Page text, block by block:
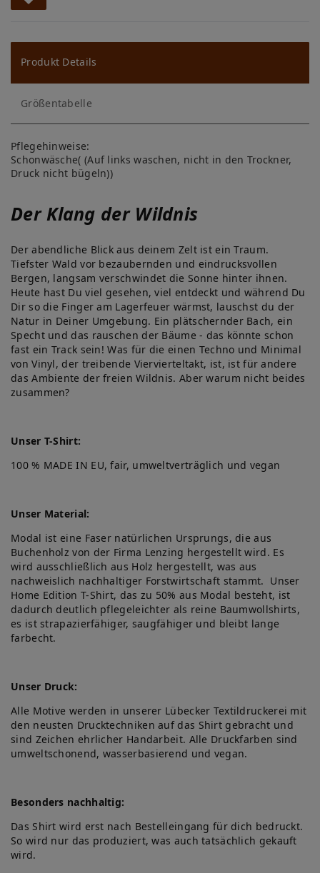
W
u
ns
ch
lis
te
Produkt Details
Größentabelle
Pflegehinweise:
Schonwäsche( (Auf links waschen, nicht in den Trockner,
Druck nicht bügeln))
Der Klang der Wildnis
Der abendliche Blick aus deinem Zelt ist ein Traum.
Tiefster Wald vor bezaubernden und eindrucksvollen
Bergen, langsam verschwindet die Sonne hinter ihnen.
Heute hast Du viel gesehen, viel entdeckt und während Du
Dir so die Finger am Lagerfeuer wärmst, lauschst du der
Natur in Deiner Umgebung. Ein plätschernder Bach, ein
Specht und das rauschen der Bäume - das könnte schon
fast ein Track sein! Was für die einen Techno und Minimal
von Vinyl, der treibende Viervierteltakt, ist, ist für andere
das Ambiente der freien Wildnis. Aber warum nicht beides
zusammen?
Unser T-Shirt:
100 % MADE IN EU, fair, umweltverträglich und vegan
Unser Material:
Modal ist eine Faser natürlichen Ursprungs, die aus
Buchenholz von der Firma Lenzing hergestellt wird. Es
wird ausschließlich aus Holz hergestellt, was aus
nachweislich nachhaltiger Forstwirtschaft stammt. Unser
Home Edition T-Shirt, das zu 50% aus Modal besteht, ist
dadurch deutlich pflegeleichter als reine Baumwollshirts,
es ist strapazierfähiger, saugfähiger und bleibt lange
farbecht.
Unser Druck:
Alle Motive werden in unserer Lübecker Textildruckerei mit
den neusten Drucktechniken auf das Shirt gebracht und
sind Zeichen ehrlicher Handarbeit. Alle Druckfarben sind
umweltschonend, wasserbasierend und vegan.
Besonders nachhaltig:
Das Shirt wird erst nach Bestelleingang für dich bedruckt.
So wird nur das produziert, was auch tatsächlich gekauft
wird.